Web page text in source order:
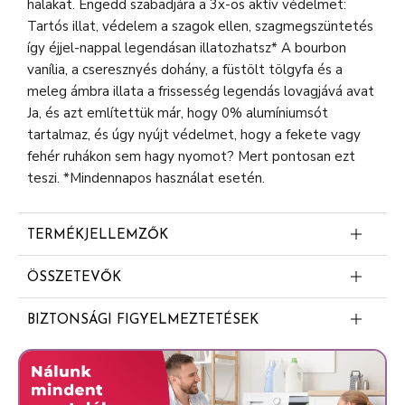
halakat. Engedd szabadjára a 3x-os aktív védelmet:
Tartós illat, védelem a szagok ellen, szagmegszüntetés
így éjjel-nappal legendásan illatozhatsz* A bourbon
vanília, a cseresznyés dohány, a füstölt tölgyfa és a
meleg ámbra illata a frissesség legendás lovagjává avat
Ja, és azt említettük már, hogy 0% alumíniumsót
tartalmaz, és úgy nyújt védelmet, hogy a fekete vagy
fehér ruhákon sem hagy nyomot? Mert pontosan ezt
teszi. *Mindennapos használat esetén.
TERMÉKJELLEMZŐK
Ints búcsút a szagoknak, és üdvözöld a hosszan
tartó frissesség élményét: Élvezd az egész nap
kitartó parfümminőségű frissességet* és a
(*mindennapos használat esetén)
Próbáld ki, milyen az Epic Legend parfümminőségű
ÖSSZETEVŐK
Alcohol Denat.
Isobutane
Propane
BIZTONSÁGI FIGYELMEZTETÉSEK
Veszély. Rendkívül tűzveszélyes aeroszol. Az edényben
túlnyomás uralkodik: hő hatására megrepedhet. Hőtől,
forró felületektől, szikrától, nyílt lángtól és más